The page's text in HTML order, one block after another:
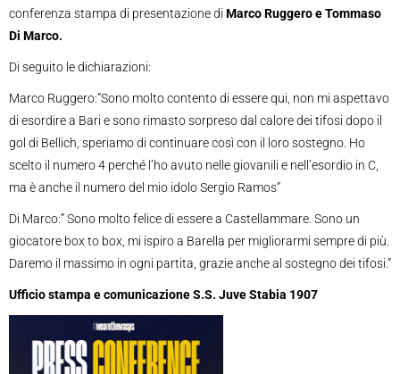
conferenza stampa di presentazione di Marco Ruggero e Tommaso
Di Marco.
Di seguito le dichiarazioni:
Marco Ruggero:”Sono molto contento di essere qui, non mi aspettavo
di esordire a Bari e sono rimasto sorpreso dal calore dei tifosi dopo il
gol di Bellich, speriamo di continuare così con il loro sostegno. Ho
scelto il numero 4 perché l’ho avuto nelle giovanili e nell’esordio in C,
ma è anche il numero del mio idolo Sergio Ramos”
Di Marco:” Sono molto felice di essere a Castellammare. Sono un
giocatore box to box, mi ispiro a Barella per migliorarmi sempre di più.
Daremo il massimo in ogni partita, grazie anche al sostegno dei tifosi.”
Ufficio stampa e comunicazione S.S. Juve Stabia 1907